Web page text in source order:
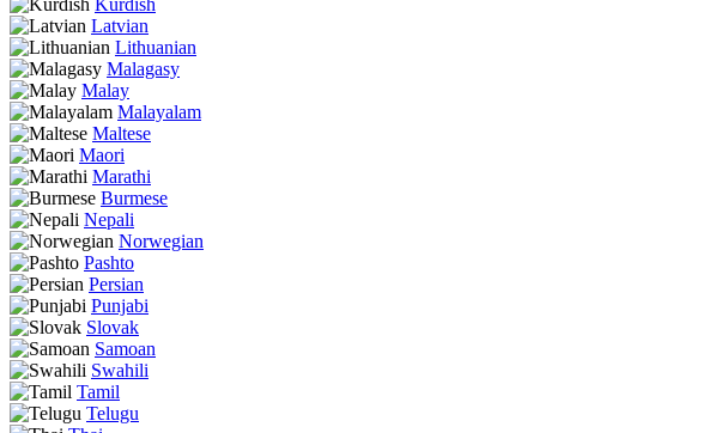
Latvian
Lithuanian
Malagasy
Malay
Malayalam
Maltese
Maori
Marathi
Burmese
Nepali
Norwegian
Pashto
Persian
Punjabi
Slovak
Samoan
Swahili
Tamil
Telugu